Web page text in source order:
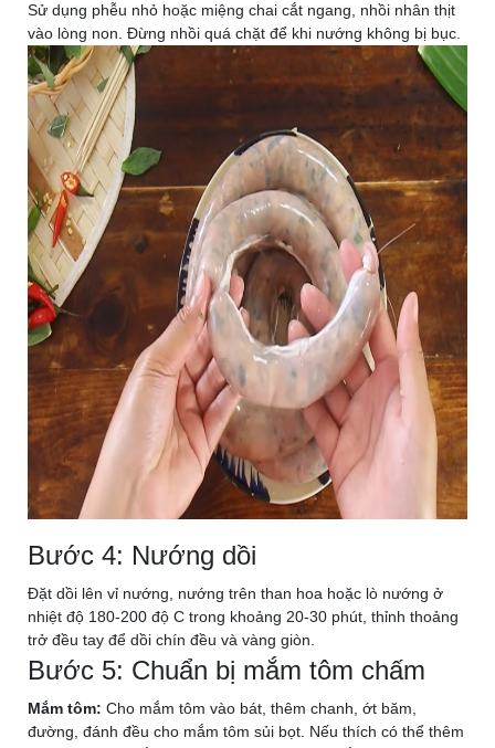
Sử dụng phễu nhỏ hoặc miệng chai cắt ngang, nhồi nhân thịt
vào lòng non. Đừng nhồi quá chặt để khi nướng không bị bục.
Bước 4: Nướng dồi
Đặt dồi lên vỉ nướng, nướng trên than hoa hoặc lò nướng ở
nhiệt độ 180-200 độ C trong khoảng 20-30 phút, thỉnh thoảng
trở đều tay để dồi chín đều và vàng giòn.
Bước 5: Chuẩn bị mắm tôm chấm
Mắm tôm: Cho mắm tôm vào bát, thêm chanh, ớt băm,
đường, đánh đều cho mắm tôm sủi bọt. Nếu thích có thể thêm